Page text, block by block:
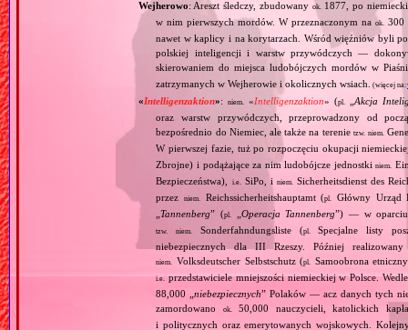
Wejherowo: Areszt śledczy, zbudowany ok. 1877, po
w nim pierwszych mordów. W przeznaczonym naok. 300
nawet w kaplicy i na korytarzach. Wśród więźniów byli
polskiej inteligencji i warstw przywódczych —
skierowaniem do miejsca ludobójczych mordów w
zatrzymanych w Wejherowie i okolicznych wsiach.
(więcej na:
«Intelligenzaktion»: niem. «Intelligenzaktion» (pl. „Akcja
oraz warstw przywódczych, przeprowadzony od
bezpośrednio do Niemiec, ale także na terenie tzw. niem.
W pierwszej fazie, tuż po rozpoczęciu okupacji
Zbrojne) i podążające za nim ludobójcze jednostkiniem.
Bezpieczeństwa),
i.e. SiPo, i niem. Sicherheitsdienst des
przezniem. Reichssicherheitshauptamt (pl.
Główny Urząd
„Tannenberg” (pl. Operacja Tannenberg”) — w oparciu
tzw. niem. Sonderfahndungsliste (pl.
Specjalne listy
niebezpiecznych dla III Rzeszy. Później
niem. Volksdeutscher Selbstschutz (pl. Samoobrona
i.e. przedstawiciele mniejszości niemieckiej w Polsce.
88,000 „niebezpiecznych” Polaków — acz danych tych
zamordowano
ok.
50,000 nauczycieli, katolickich
i politycznych oraz emerytowanych wojskowych.